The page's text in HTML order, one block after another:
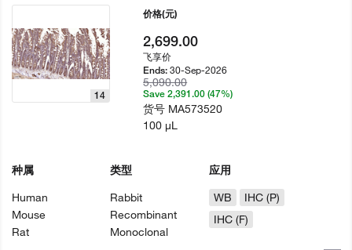
14
种属
Human
Mouse
Rat
类型
Rabbit
Recombinant
Monoclonal
应用
WB
IHC (P)
IHC (F)
价格(元)
2,699.00
飞享价
Ends:30-Sep-2026
5,090.00
Save 2,391.00 (47%)
货号 MA573520
100 µL